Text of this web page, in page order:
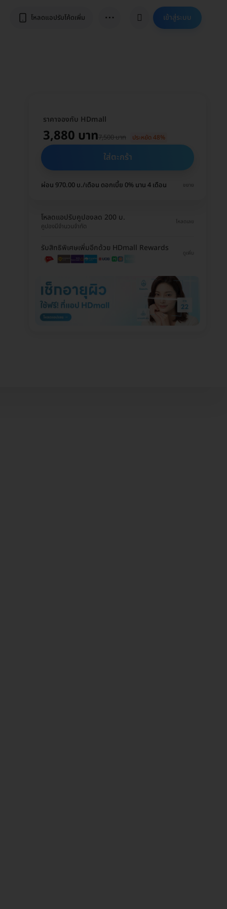
โหลดแอปรับโค้ดเพิ่ม ⋯ เข้าสู่ระบบ
ราคาจองกับ HDmall
3,880 บาท7,500 บาท ประหยัด 48%
ใส่ตะกร้า
ผ่อน 970.00 บ./เดือน ดอกเบี้ย 0% นาน 4 เดือน ขยาย
โหลดแอปรับคูปองลด 200 บ.
คูปองมีจำนวนจำกัด
โหลดเลย
รับสิทธิพิเศษเพิ่มอีกด้วย HDmall Rewards
ดูเพิ่ม